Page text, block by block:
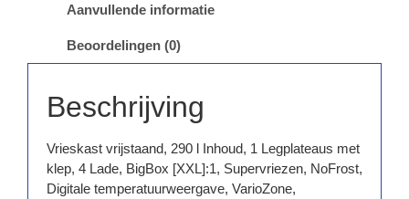
Aanvullende informatie
Beoordelingen (0)
Beschrijving
Vrieskast vrijstaand, 290 l Inhoud, 1 Legplateaus met
klep, 4 Lade, BigBox [XXL]:1, Supervriezen, NoFrost,
Digitale temperatuurweergave, VarioZone,